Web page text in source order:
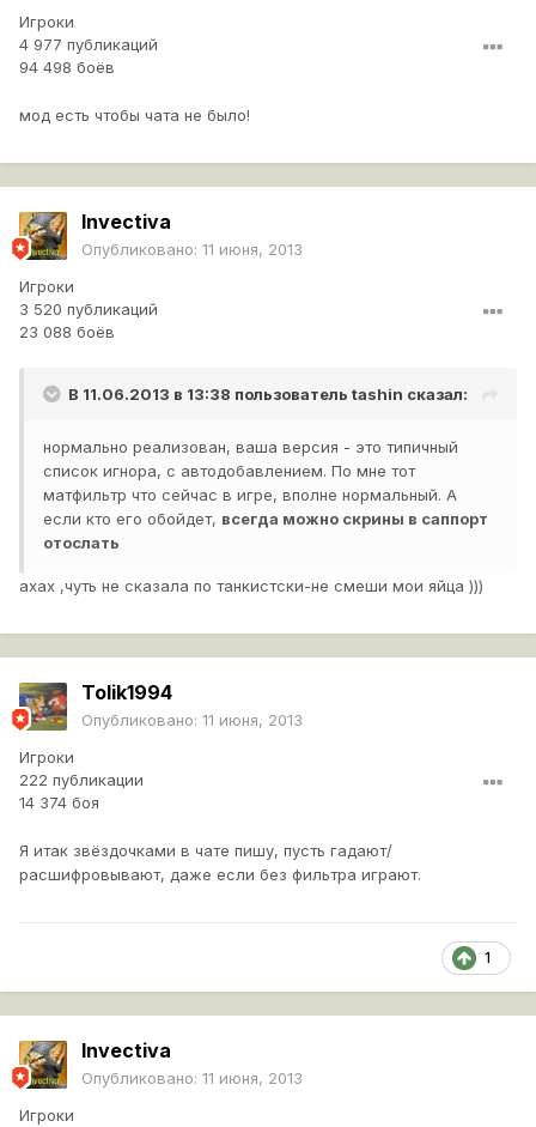
Игроки
4 977 публикаций
94 498 боёв
мод есть чтобы чата не было!
Invectiva
Опубликовано: 11 июня, 2013
Игроки
3 520 публикаций
23 088 боёв
В 11.06.2013 в 13:38 пользователь tashin сказал:
нормально реализован, ваша версия - это типичный
список игнора, с автодобавлением. По мне тот
матфильтр что сейчас в игре, вполне нормальный. А
если кто его обойдет, всегда можно скрины в саппорт
отослать
ахах ,чуть не сказала по танкистски-не смеши мои яйца )))
Tolik1994
Опубликовано: 11 июня, 2013
Игроки
222 публикации
14 374 боя
Я итак звёздочками в чате пишу, пусть гадают/
расшифровывают, даже если без фильтра играют.
1
Invectiva
Опубликовано: 11 июня, 2013
Игроки